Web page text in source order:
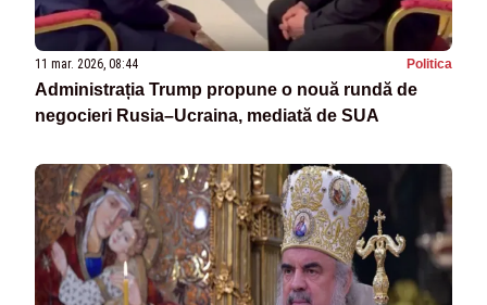
11 mar. 2026, 08:44 Politica
Administrația Trump propune o nouă rundă de
negocieri Rusia–Ucraina, mediată de SUA